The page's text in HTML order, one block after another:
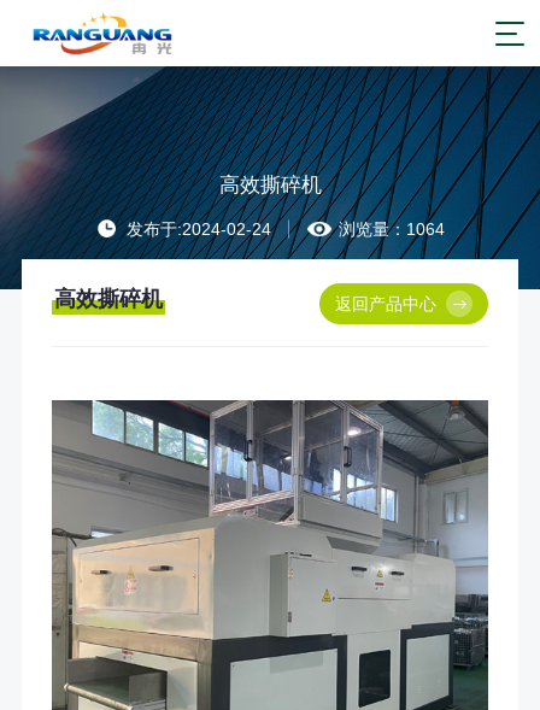
高效撕碎机
发布于:2024-02-24 浏览量：1064
高效撕碎机 返回产品中心